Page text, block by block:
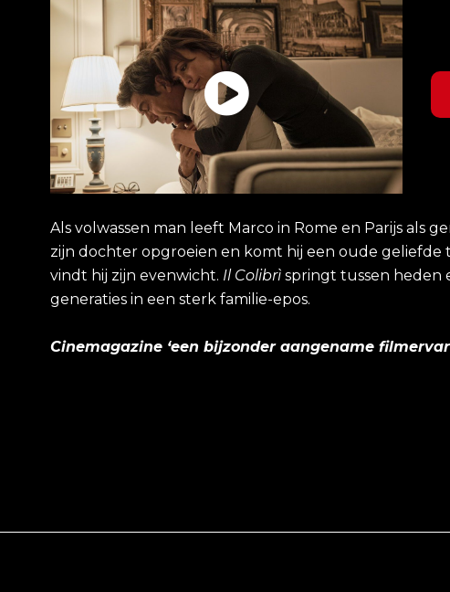
Als volwassen man leeft Marco in Rome en Parijs als
zijn dochter opgroeien en komt hij een oude
vindt hij zijn evenwicht. Il Colibrì springt tussen heden
generaties in een sterk familie-epos.
Cinemagazine ‘een bijzonder aangename